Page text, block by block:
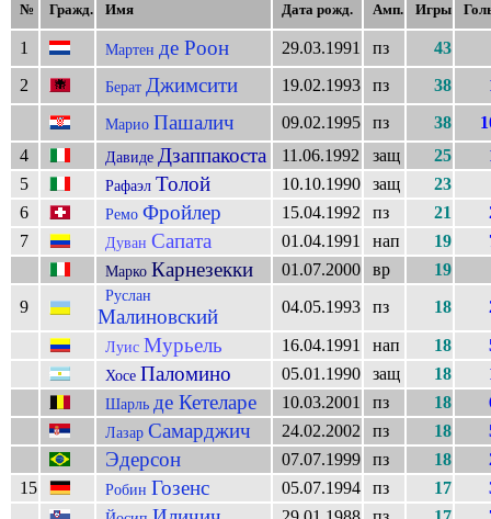
№ Гражд. Имя Дата рожд. Амп. Игры
1 Мартен де Роон 29.03.1991 пз
43
2
Берат Джимсити 19.02.1993 пз 38
Марио Пашалич 09.02.1995 пз 38
4
Давиде Дзаппакоста 11.06.1992 защ 25
5
Рафаэл Толой 10.10.1990 защ
23
6
Ремо Фройлер 15.04.1992 пз 21
7
Дуван Сапата 01.04.1991 нап 19
Марко Карнезекки 01.07.2000 вр
19
9
Руслан
Малиновский 04.05.1993 пз 18
Луис Мурьель 16.04.1991 нап 18
Хосе Паломино 05.01.1990 защ 18
Шарль де Кетеларе 10.03.2001 пз 18
Лазар Самарджич 24.02.2002 пз 18
Эдерсон 07.07.1999 пз 18
15
Робин Гозенс 05.07.1994 пз 17